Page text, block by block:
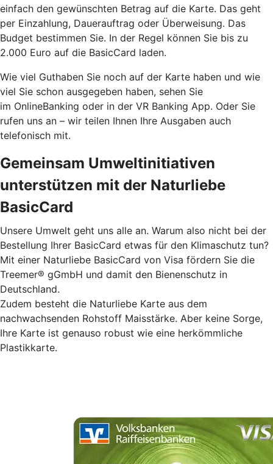
einfach den gewünschten Betrag auf die Karte. Das geht
per Einzahlung, Dauerauftrag oder Überweisung. Das
Budget bestimmen Sie. In der Regel können Sie bis zu
2.000 Euro auf die BasicCard laden.
Wie viel Guthaben Sie noch auf der Karte haben und wie
viel Sie schon ausgegeben haben, sehen Sie
im OnlineBanking oder in der VR Banking App. Oder Sie
rufen uns an – wir teilen Ihnen Ihre Ausgaben auch
telefonisch mit.
Gemeinsam Umweltinitiativen
unterstützen mit der Naturliebe
BasicCard
Unsere Umwelt geht uns alle an. Warum also nicht bei der
Bestellung Ihrer BasicCard etwas für den Klimaschutz tun?
Mit einer Naturliebe BasicCard von Visa fördern Sie die
Treemer® gGmbH und damit den Bienenschutz in
Deutschland.
Zudem besteht die Naturliebe Karte aus dem
nachwachsenden Rohstoff Maisstärke. Aber keine Sorge,
Ihre Karte ist genauso robust wie eine herkömmliche
Plastikkarte.